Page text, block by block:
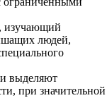
изучающий
людей,
выделяют
при значительной